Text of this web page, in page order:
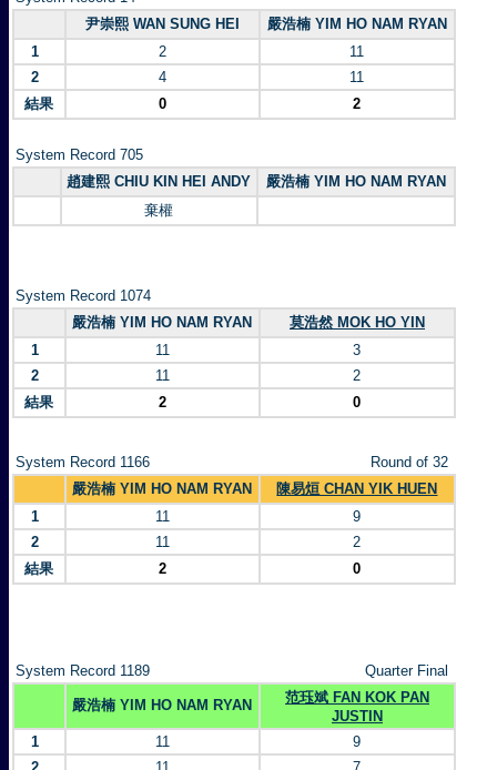
尹崇熙 WAN SUNG HEI
嚴浩楠 YIM HO NAM RYAN
1
2
11
2
4
11
結果
0 2
System Record 705
趙建熙 CHIU KIN HEI ANDY
嚴浩楠 YIM HO NAM RYAN
棄權
System Record 1074
嚴浩楠 YIM HO NAM RYAN
莫浩然 MOK HO YIN
1
11
3
2
11
2
結果
2 0
System Record 1166
Round of 32
嚴浩楠 YIM HO NAM RYAN
陳易烜 CHAN YIK HUEN
1
11
9
2
11
2
結果
2 0
System Record 1189 Quarter Final
嚴浩楠 YIM HO NAM RYAN
范珏斌 FAN KOK PAN
JUSTIN
1
11
9